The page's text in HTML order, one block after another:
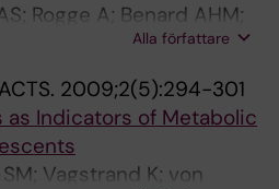
Rogge A; Benard AHM;
Del Pozo CH; Kownatka
D; Aanstoot H-J;
K; Hamilton K;
Due-Christensen M;
Greve S;
Alla författare
2009;2(5):294-301
Indicators of Metabolic
Vagstrand K; von